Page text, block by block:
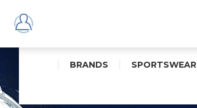
BRANDS SPORTSWEAR